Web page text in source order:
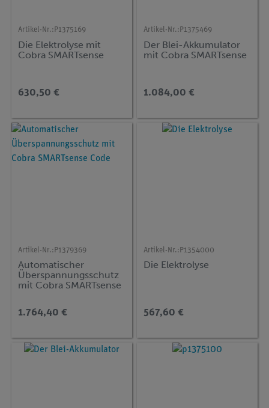
Artikel-Nr.: P1375169
Die Elektrolyse mit
Cobra SMARTsense
630,50 €
Artikel-Nr.: P1375469
Der Blei-Akkumulator
mit Cobra SMARTsense
1.084,00 €
Artikel-Nr.: P1379369
Automatischer
Überspannungsschutz
mit Cobra SMARTsense
1.764,40 €
Artikel-Nr.: P1354000
Die Elektrolyse
567,60 €